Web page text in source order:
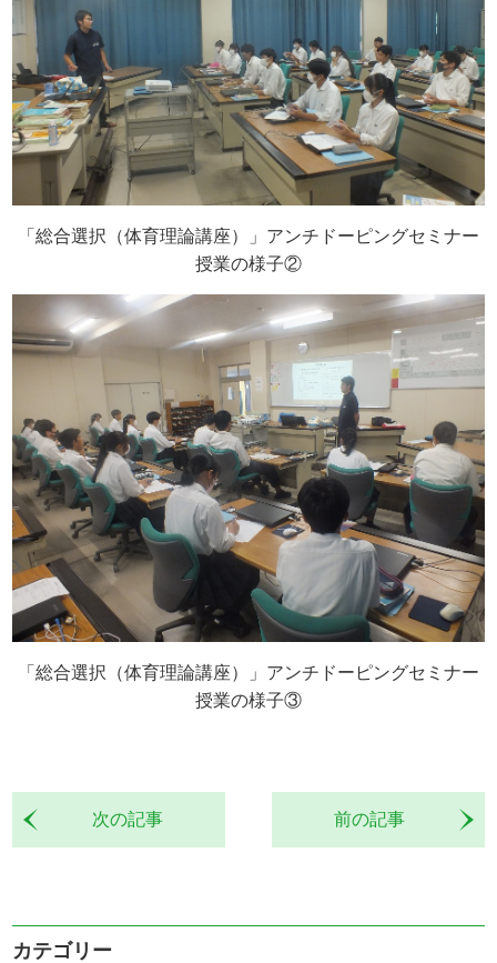
「総合選択（体育理論講座）」アンチドーピングセミナー
授業の様子②
「総合選択（体育理論講座）」アンチドーピングセミナー
授業の様子③
前の記事
次の記事
カテゴリー